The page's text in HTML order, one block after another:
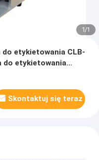
1/1
etykietowania CLB-
do etykietowania
Skontaktuj się teraz